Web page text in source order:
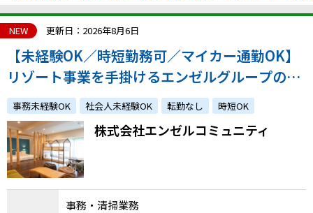
NEW 更新日：2026年8月6日
【未経験OK／時短勤務可／マイカー通勤OK】
リゾート事業を手掛けるエンゼルグループの会
社の湯沢支店における事務・清掃業務
事務未経験OK 社会人未経験OK 転勤なし 時短OK
株式会社エンゼルコミュニティ
事務・清掃業務
ご利用ガイド
法人向けページ
メニューを閉じる